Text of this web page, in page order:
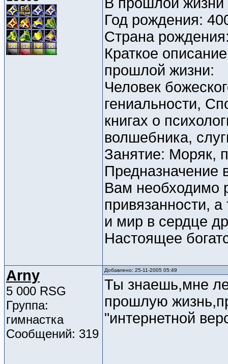
Год рождения:
Страна
Краткое
прошлой жизни:
Человек
гениальности,
книгах о
волшебника,
Занятие: Моряк,
Вам необходимо
привязанности,
и мир в сердце
Настоящее
Arny
5 000 RSG
Группа:
гимнастка
Сообщений: 319
Добавлено: 25-11-2005 05:49
Ты знаешь,мне
прошлую
"интернетной